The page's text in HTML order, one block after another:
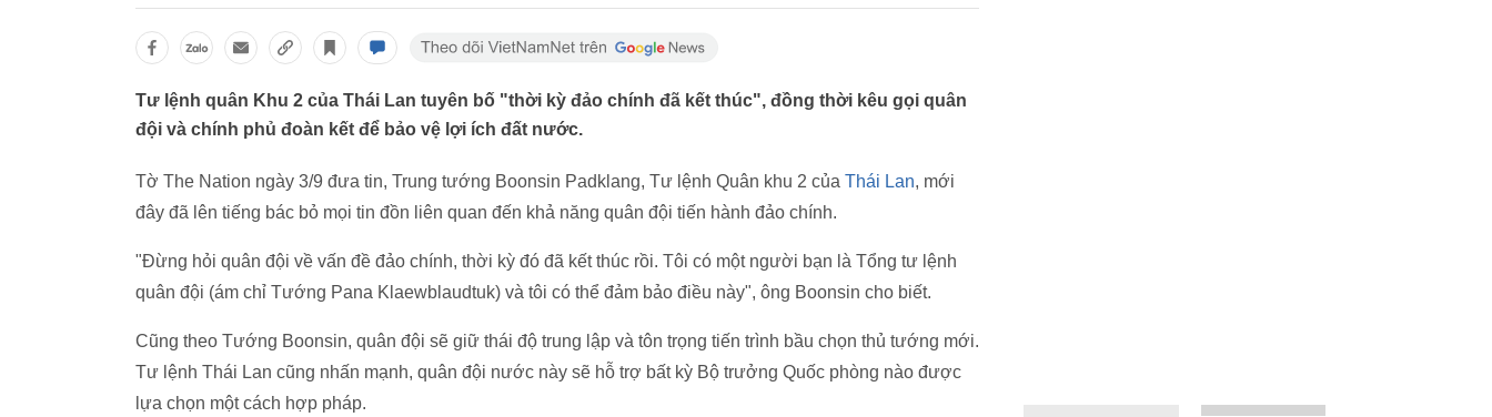
Tư lệnh quân Khu 2 của Thái Lan tuyên bố "thời kỳ đảo chính đã kết thúc", đồng thời kêu gọi quân
đội và chính phủ đoàn kết để bảo vệ lợi ích đất nước.
Tờ The Nation ngày 3/9 đưa tin, Trung tướng Boonsin Padklang, Tư lệnh Quân khu 2 của Thái Lan, mới
đây đã lên tiếng bác bỏ mọi tin đồn liên quan đến khả năng quân đội tiến hành đảo chính.
"Đừng hỏi quân đội về vấn đề đảo chính, thời kỳ đó đã kết thúc rồi. Tôi có một người bạn là Tổng tư lệnh
quân đội (ám chỉ Tướng Pana Klaewblaudtuk) và tôi có thể đảm bảo điều này", ông Boonsin cho biết.
Cũng theo Tướng Boonsin, quân đội sẽ giữ thái độ trung lập và tôn trọng tiến trình bầu chọn thủ tướng mới.
Tư lệnh Thái Lan cũng nhấn mạnh, quân đội nước này sẽ hỗ trợ bất kỳ Bộ trưởng Quốc phòng nào được
lựa chọn một cách hợp pháp.